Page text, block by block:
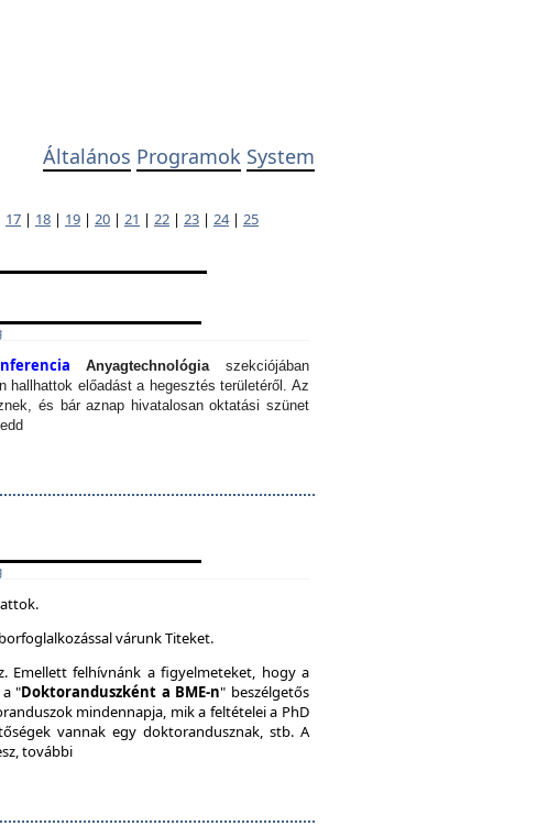
Általános Programok System
17 | 18 | 19 | 20 | 21 | 22 | 23 | 24| 25
Anyagtechnológiaszekciójában
előadást a hegesztés területéről. Az
és bár aznap hivatalosan oktatási szünet
várunk Titeket.
Emellett felhívnánk a figyelmeteket, hogy a
a "Doktoranduszként a BME-n" beszélgetős
mindennapja, mik a feltételei a PhD
vannak egy doktorandusznak, stb. A
további